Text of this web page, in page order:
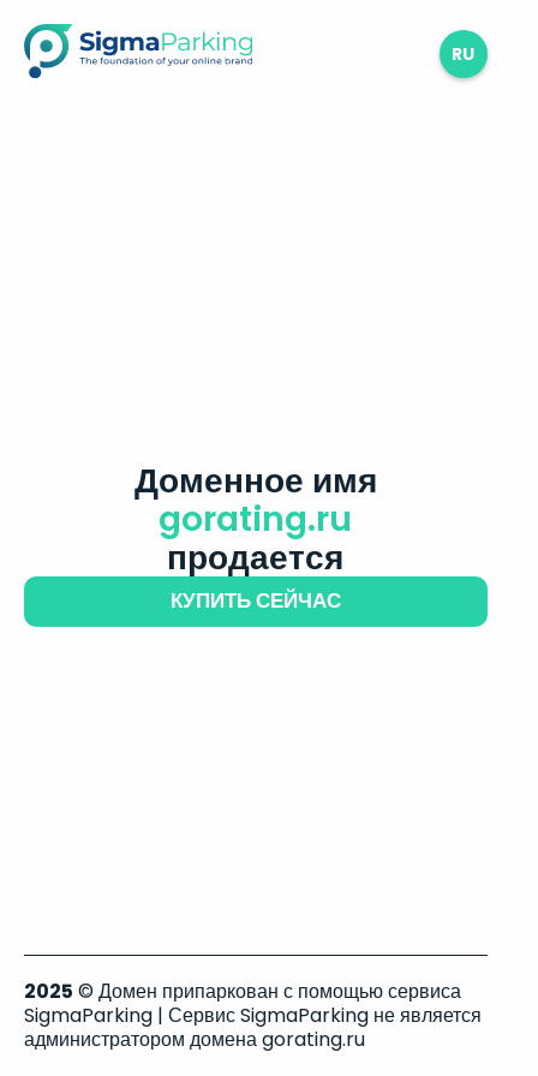
RU
Доменное имя
gorating.ru
продается
КУПИТЬ СЕЙЧАС
2025 © Домен припаркован с помощью сервиса
SigmaParking | Сервис SigmaParking не является
администратором домена gorating.ru